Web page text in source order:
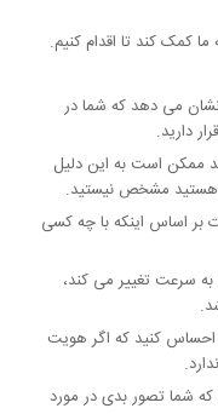
کمک کند تا اقدام کنیم.
می دهد که شما در
دارید.
ممکن است به این دلیل
هستید مشخص نیستید.
بر اساس اینکه با چه کسی
سرعت تغییر می کند،
کنید که اگر هویت
شما تصور بدی در مورد